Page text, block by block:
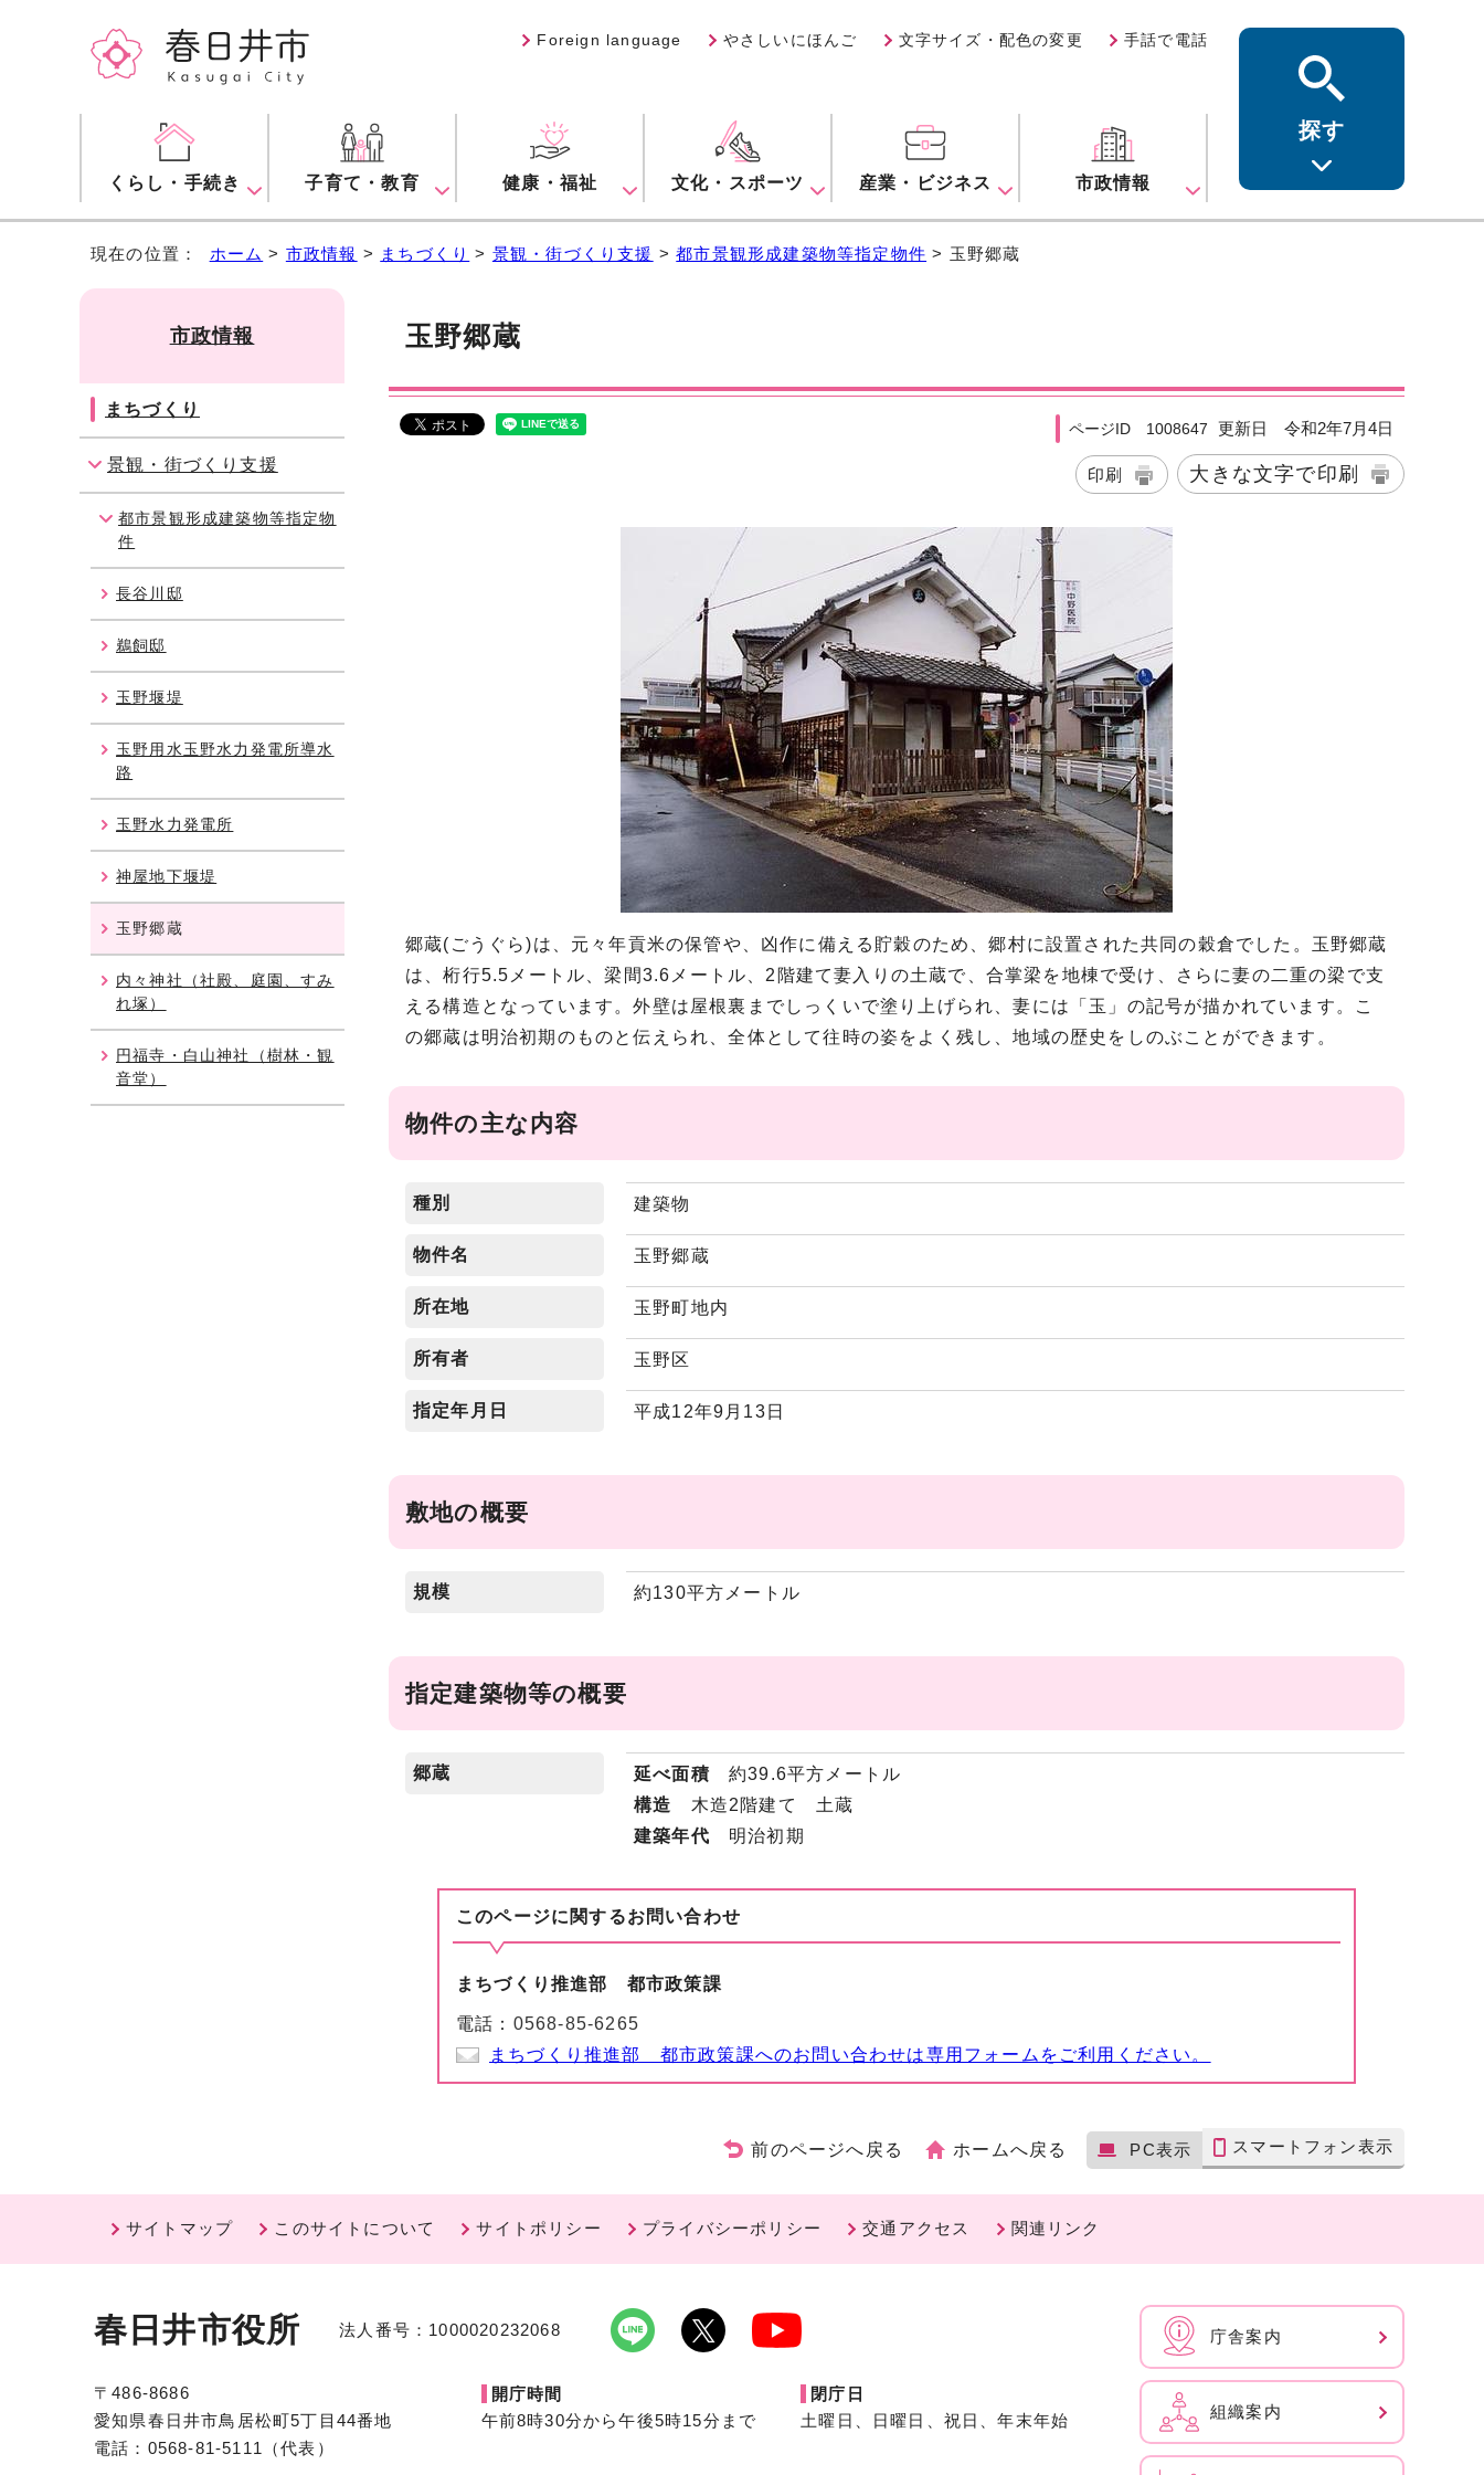
Foreign language やさしいにほんご 文字サイズ・配色の変更 手話で電話
くらし・手続き 子育て・教育 健康・福祉 文化・スポーツ 産業・ビジネス 市政情報
探す
現在の位置： ホーム > 市政情報 > まちづくり > 景観・街づくり支援 >都市景観形成建築物等指定物件 > 玉野郷蔵
玉野郷蔵
ページID 1008647 更新日 令和2年7月4日
印刷 大きな文字で印刷
郷蔵(ごうぐら)は、元々年貢米の保管や、凶作に備える貯穀のため、郷村に設置された共同の穀倉でした。玉野郷蔵
は、桁行5.5メートル、梁間3.6メートル、2階建て妻入りの土蔵で、合掌梁を地棟で受け、さらに妻の二重の梁で支
える構造となっています。外壁は屋根裏までしっくいで塗り上げられ、妻には「玉」の記号が描かれています。こ
の郷蔵は明治初期のものと伝えられ、全体として往時の姿をよく残し、地域の歴史をしのぶことができます。
物件の主な内容
種別 建築物
物件名 玉野郷蔵
所在地 玉野町地内
所有者 玉野区
指定年月日 平成12年9月13日
敷地の概要
規模 約130平方メートル
指定建築物等の概要
郷蔵 延べ面積 約39.6平方メートル
構造 木造2階建て 土蔵
建築年代 明治初期
このページに関するお問い合わせ
まちづくり推進部 都市政策課
電話： 0568-85-6265
まちづくり推進部 都市政策課へのお問い合わせは専用フォームをご利用ください。
市政情報
まちづくり
景観・街づくり支援
都市景観形成建築物等指定物
件
長谷川邸
鵜飼邸
玉野堰堤
玉野用水玉野水力発電所導水
路
玉野水力発電所
神屋地下堰堤
玉野郷蔵
内々神社（社殿、庭園、すみ
れ塚）
円福寺・白山神社（樹林・観
音堂）
前のページへ戻る ホームへ戻る PC表示 スマートフォン表示
サイトマップ このサイトについて サイトポリシー プライバシーポリシー 交通アクセス 関連リンク
春日井市役所 法人番号：1000020232068
〒486-8686
愛知県春日井市鳥居松町5丁目44番地
電話：0568-81-5111（代表）
開庁時間
午前8時30分から午後5時15分まで
閉庁日
土曜日、日曜日、祝日、年末年始
庁舎案内
組織案内